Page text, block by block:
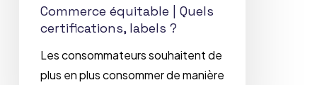
Commerce équitable | Quels
certifications, labels ?
Les consommateurs souhaitent de
plus en plus consommer de manière